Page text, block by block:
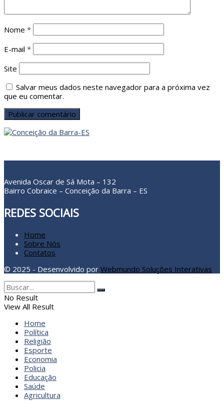
Nome *
E-mail *
Site
Salvar meus dados neste navegador para a próxima vez
que eu comentar.
Avenida Oscar de Sá Mota – 132
Bairro Cobraice – Conceição da Barra – ES
REDES SOCIAIS
Home
Sobre Nós
Contatos
© 2025 - Desenvolvido por Webmundo Soluções Interativas
No Result
View All Result
Home
Política
Religião
Esporte
Economia
Policia
Educação
Saúde
Agricultura